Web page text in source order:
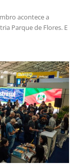
acontece a
Parque de Flores. E